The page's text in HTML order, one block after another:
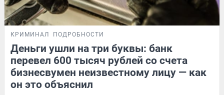
КРИМИНАЛ ПОДРОБНОСТИ
Деньги ушли на три буквы: банк
перевел 600 тысяч рублей со счета
бизнесвумен неизвестному лицу — как
он это объяснил